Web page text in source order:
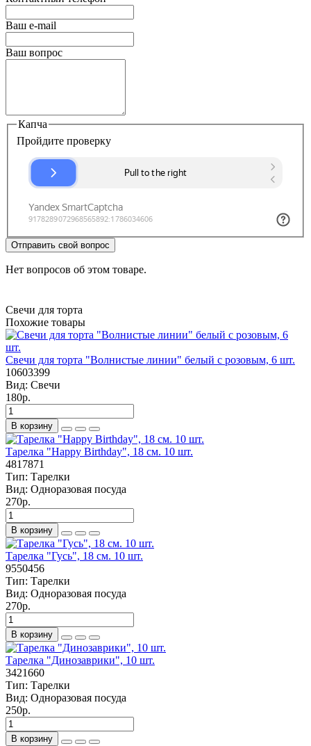
Ваш e-mail
Ваш вопрос
Капча
Пройдите проверку
Отправить свой вопрос
Нет вопросов об этом товаре.
Свечи для торта
Похожие товары
Свечи для торта "Волнистые линии" белый с розовым, 6 шт.
10603399
Вид: Свечи
180р.
В корзину
Тарелка "Happy Birthday", 18 см. 10 шт.
4817871
Тип: Тарелки
Вид: Одноразовая посуда
270р.
В корзину
Тарелка "Гусь", 18 см. 10 шт.
9550456
Тип: Тарелки
Вид: Одноразовая посуда
270р.
В корзину
Тарелка "Динозаврики", 10 шт.
3421660
Тип: Тарелки
Вид: Одноразовая посуда
250р.
В корзину